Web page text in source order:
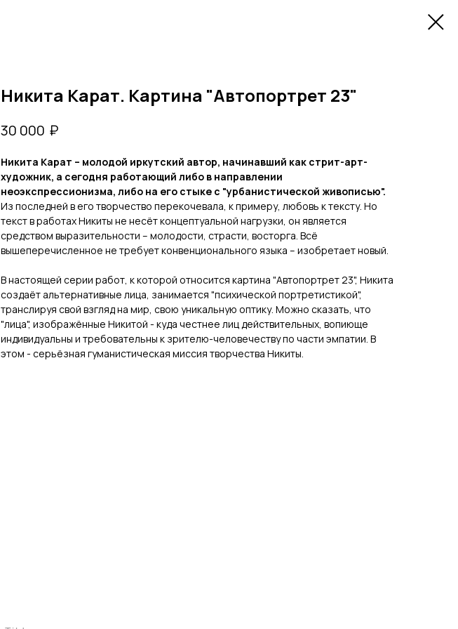
Никита Карат. Картина "Автопортрет 23"
30 000 ₽
Никита Карат – молодой иркутский автор, начинавший как стрит-арт-
художник, а сегодня работающий либо в направлении
неоэкспрессионизма, либо на его стыке с "урбанистической живописью".
Из последней в его творчество перекочевала, к примеру, любовь к тексту. Но
текст в работах Никиты не несёт концептуальной нагрузки, он является
средством выразительности – молодости, страсти, восторга. Всё
вышеперечисленное не требует конвенционального языка – изобретает новый.
В настоящей серии работ, к которой относится картина "Автопортрет 23", Никита
создаёт альтернативные лица, занимается "психической портретистикой",
транслируя свой взгляд на мир, свою уникальную оптику. Можно сказать, что
"лица", изображённые Никитой - куда честнее лиц действительных, вопиюще
индивидуальны и требовательны к зрителю-человечеству по части эмпатии. В
этом - серьёзная гуманистическая миссия творчества Никиты.